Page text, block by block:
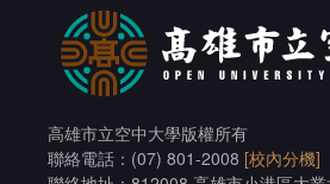
高雄市立空中大學版權所有
聯絡電話：(07) 801-2008 [校內分機]